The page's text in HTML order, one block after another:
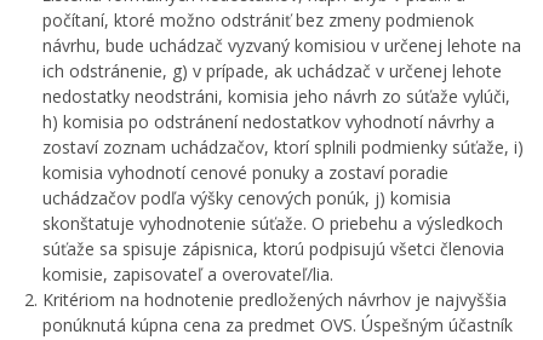
počítaní, ktoré možno odstrániť bez zmeny podmienok
návrhu, bude uchádzač vyzvaný komisiou v určenej lehote na
ich odstránenie, g) v prípade, ak uchádzač v určenej lehote
nedostatky neodstráni, komisia jeho návrh zo súťaže vylúči,
h) komisia po odstránení nedostatkov vyhodnotí návrhy a
zostaví zoznam uchádzačov, ktorí splnili podmienky súťaže, i)
komisia vyhodnotí cenové ponuky a zostaví poradie
uchádzačov podľa výšky cenových ponúk, j) komisia
skonštatuje vyhodnotenie súťaže. O priebehu a výsledkoch
súťaže sa spisuje zápisnica, ktorú podpisujú všetci členovia
komisie, zapisovateľ a overovateľ/lia.
Kritériom na hodnotenie predložených návrhov je najvyššia
ponúknutá kúpna cena za predmet OVS. Úspešným účastník